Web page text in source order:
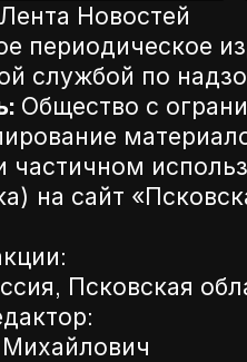
Новостей
периодическое
службой по
Общество с
частичном
на сайт
Псковская